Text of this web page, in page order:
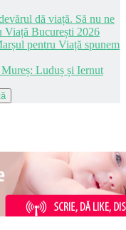
dă viață. Să nu ne
Viață București 2026
pentru Viață spunem
Luduș și Iernut